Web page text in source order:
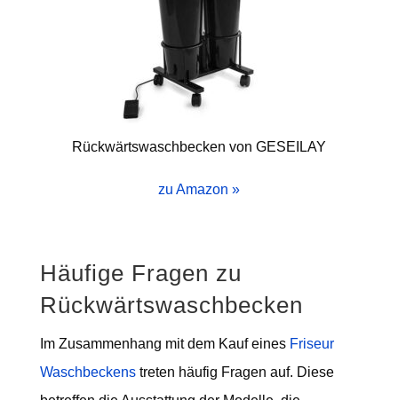
Rückwärtswaschbecken von GESEILAY
zu Amazon »
Häufige Fragen zu
Rückwärtswaschbecken
Im Zusammenhang mit dem Kauf eines Friseur
Waschbeckenstreten häufig Fragen auf. Diese